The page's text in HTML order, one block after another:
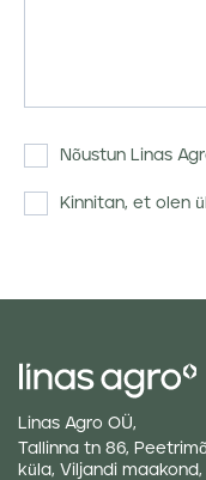
Nõustun Linas
Kinnitan, et olen
Linas Agro OÜ,
Tallinna tn 86,
küla, Viljandi maakond,